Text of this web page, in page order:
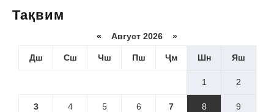
Тақвим
« Август 2026 »
Дш Сш Чш Пш Ҷм Шн Яш
1 2
3 4 5 6 7 8 9